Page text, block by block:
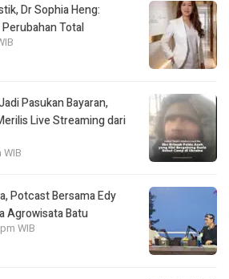
Dr Sophia Heng:
Total
Pasukan Bayaran,
Live Streaming dari
Potcast Bersama Edy
Agrowisata Batu
WIB